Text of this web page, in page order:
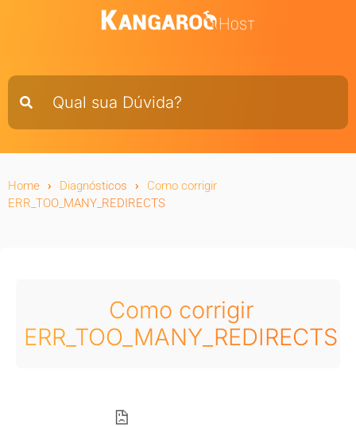
Home Diagnósticos
Como corrigir
ERR_TOO_MANY_REDIRECTS
Como corrigir
ERR_TOO_MANY_REDIRECTS